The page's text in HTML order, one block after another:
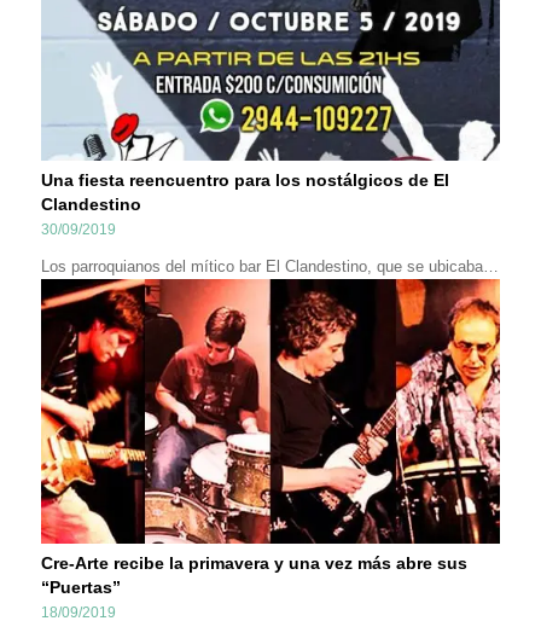
Una fiesta reencuentro para los nostálgicos de El
Clandestino
30/09/2019
Los parroquianos del mítico bar El Clandestino, que se ubicaba…
Cre-Arte recibe la primavera y una vez más abre sus
“Puertas”
18/09/2019